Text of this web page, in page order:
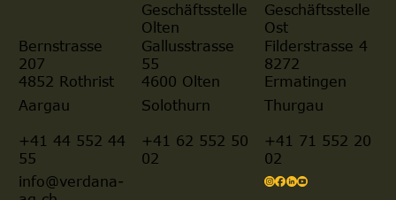
Bernstrasse
207
4852 Rothrist
Geschäftsstelle
Olten
Gallusstrasse
55
4600 Olten
Geschäftsstelle
Ost
Filderstrasse 4
8272
Ermatingen
Aargau
+41 44 552 44
55
Solothurn
+41 62 552 50
02
Thurgau
+41 71 552 20
02
info@verdana-